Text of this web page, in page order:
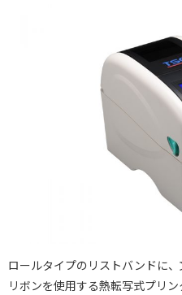
ロールタイプのリストバンドに
リボンを使用する熱転写式プリン